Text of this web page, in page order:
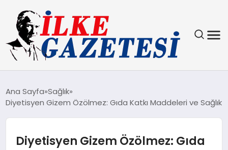
TEKNOLOJI
SPOR
Ana Sayfa Sağlık
Diyetisyen Gizem Özölmez: Gıda Katkı Maddeleri ve Sağlık
Diyetisyen Gizem Özölmez: Gıda